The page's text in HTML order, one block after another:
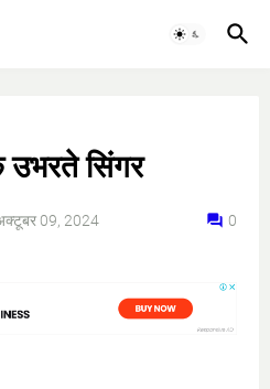
उभरते सिंगर
09, 2024 0